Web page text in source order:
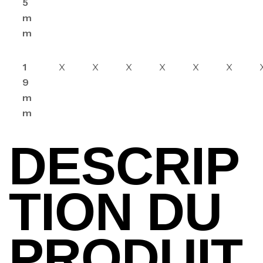
m
m
1
9
m
m
X X X X X X
DESCRIP
TION DU